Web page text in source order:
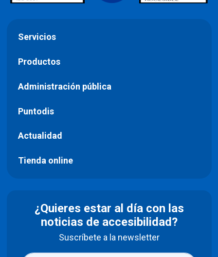
Servicios
Productos
Administración pública
Puntodis
Actualidad
Tienda online
¿Quieres estar al día con las
noticias de accesibilidad?
Suscríbete a la newsletter